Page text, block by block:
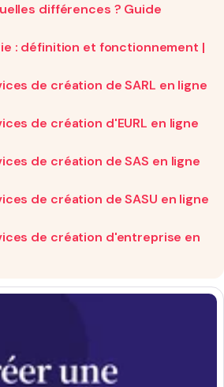
différences ? Guide
: définition et fonctionnement |
de création de SARL en ligne
de création d'EURL en ligne
de création de SAS en ligne
de création de SASU en ligne
de création d'entreprise en